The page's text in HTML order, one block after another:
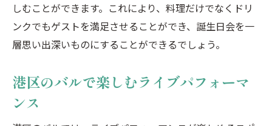
バルでのサプライズ演出アイデア
誕生日会にぴったりの港区バルの選び方
バルの特別メニューを活かした誕生日会
港区バルでの素敵な写真の撮り方
しむことができます。これにより、料理だけでなくドリ
ンクでもゲストを満足させることができ、誕生日会を一
層思い出深いものにすることができるでしょう。
港区のバルで楽しむライブパフォーマ
ンス